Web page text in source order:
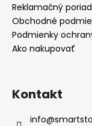
Reklamačný
Obchodné
Podmienky
Ako nakupovať
Kontakt
info@